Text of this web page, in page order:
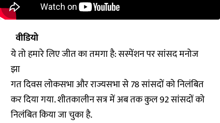
वीडियो
ये तो हमारे लिए जीत का तमगा है: सस्पेंशन पर सांसद मनोज
झा
गत दिवस लोकसभा और राज्यसभा से 78 सांसदों को निलंबित
कर दिया गया. शीतकालीन सत्र में अब तक कुल 92 सांसदों को
निलंबित किया जा चुका है.